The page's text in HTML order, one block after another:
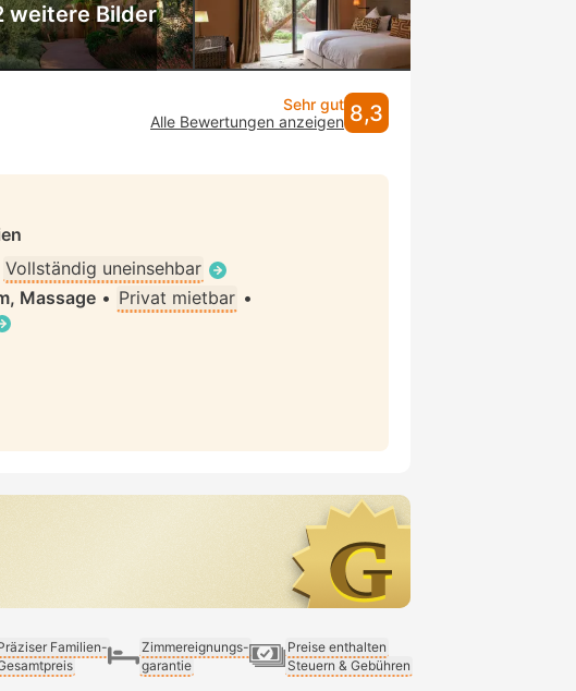
weitere Bilder
Sehr gut
Alle Bewertungen anzeigen 8,3
Vollständig uneinsehbar
Massage • Privat mietbar •
Familien-
Zimmereignungs-
garantie
Preise enthalten
Steuern & Gebühren